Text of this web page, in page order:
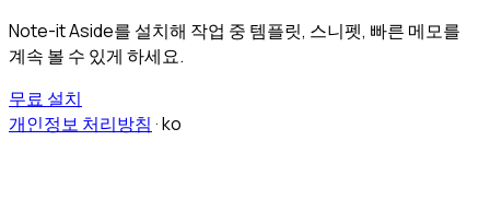
Note-it Aside를 설치해 작업 중 템플릿, 스니펫, 빠른 메모를
계속 볼 수 있게 하세요.
무료 설치
개인정보 처리방침 ·ko